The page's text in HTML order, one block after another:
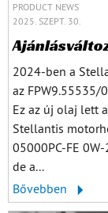
PRODUCT NEWS
2025. SZEPT. 30.
2024-ben a
az FPW9.55535/
Ez az új olaj lett
Stellantis
05000PC-FE
de a...
Bővebben